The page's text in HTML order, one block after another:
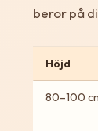
beror på
Höjd
80–100